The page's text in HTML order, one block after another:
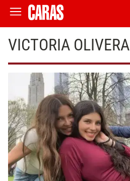
VICTORIA OLIVERA